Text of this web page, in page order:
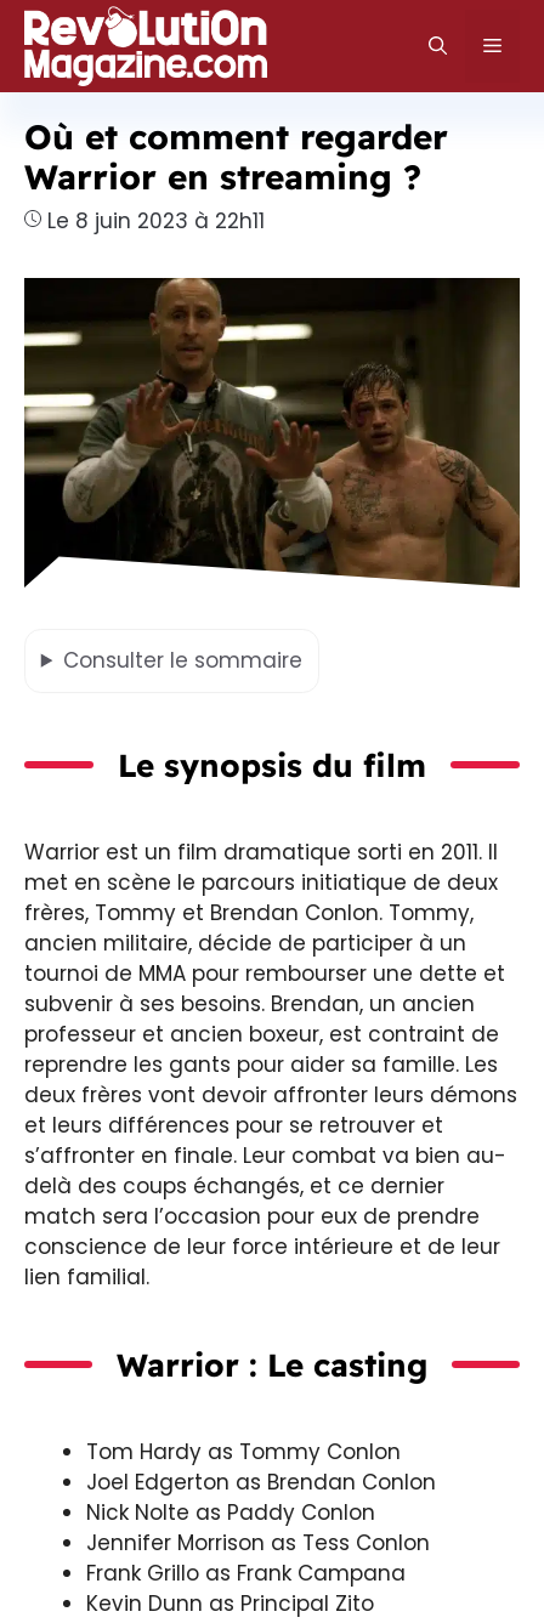
Aller
au
contenu
Où et comment regarder
Warrior en streaming ?
Le 8 juin 2023 à 22h11
Consulter le sommaire
Le synopsis du film
Warrior est un film dramatique sorti en 2011. Il
met en scène le parcours initiatique de deux
frères, Tommy et Brendan Conlon. Tommy,
ancien militaire, décide de participer à un
tournoi de MMA pour rembourser une dette et
subvenir à ses besoins. Brendan, un ancien
professeur et ancien boxeur, est contraint de
reprendre les gants pour aider sa famille. Les
deux frères vont devoir affronter leurs démons
et leurs différences pour se retrouver et
s’affronter en finale. Leur combat va bien au-
delà des coups échangés, et ce dernier
match sera l’occasion pour eux de prendre
conscience de leur force intérieure et de leur
lien familial.
Warrior : Le casting
Tom Hardy as Tommy Conlon
Joel Edgerton as Brendan Conlon
Nick Nolte as Paddy Conlon
Jennifer Morrison as Tess Conlon
Frank Grillo as Frank Campana
Kevin Dunn as Principal Zito